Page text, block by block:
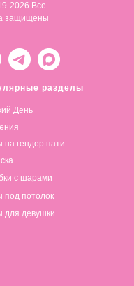
разделы
День
2026 Все
защищены
на гендер пати
с шарами
под потолок
для девушки